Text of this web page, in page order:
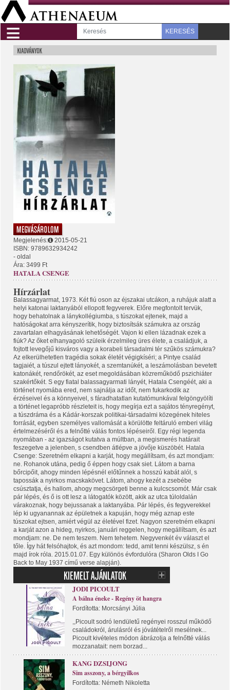
≡ KERESÉS
Megjelenés:
2015-05-21
ISBN: 9789632934242
- oldal
Ára: 3499 Ft
HATALA CSENGE
Hírzárlat
Balassagyarmat, 1973. Két fiú oson az éjszakai utcákon, a ruhájuk alatt a
helyi katonai laktanyából ellopott fegyverek. Előre megfontolt tervük,
hogy behatolnak a lánykollégiumba, s túszokat ejtenek, majd a
hatóságokat arra kényszerítik, hogy biztosítsák számukra az ország
zavartalan elhagyásának lehetőségét. Vajon ki ellen lázadnak ezek a
fiúk? Az őket elhanyagoló szüleik érzelmileg üres élete, a családjuk, a
fojtott levegőjű kisváros vagy a korabeli társadalmi tér szűkös számukra?
Az elkerülhetetlen tragédia sokak életét végigkíséri; a Pintye család
tagjaiét, a túszul ejtett lányokét, a szemtanúkét, a leszámolásban bevetett
katonákét, rendőrökét, az eset megoldásában közreműködő pszichiáter
szakértőkét. S egy fiatal balassagyarmati lányét, Hatala Csengéét, aki a
történet nyomába ered, nem sajnálja az időt, nem fukarkodik az
érzéseivel és a könnyeivel, s fáradhatatlan kutatómunkával felgöngyölíti
a történet legapróbb részleteit is, hogy megírja ezt a sajátos tényregényt,
a túszdráma és a Kádár-korszak politikai-társadalmi közegének hiteles
forrását, egyben személyes vallomását a körülötte feltáruló emberi világ
értelmezéséről és a felnőtté válás fontos lépéseiről. Egy régi legenda
nyomában - az igazságot kutatva a múltban, a megismerés határait
feszegetve a jelenben, s csendben átlépve a jövője küszöbét. Hatala
Csenge: Szeretném elkapni a karját, hogy megállítsam, és azt mondjam:
ne. Rohanok utána, pedig ő éppen hogy csak siet. Látom a barna
bőrcipőit, ahogy minden lépésnél előtűnnek a hosszú kabát alól, s
tapossák a nyirkos macskakövet. Látom, ahogy kezét a zsebébe
csúsztatja, és hallom, ahogy megcsörgeti benne a kulcscsomót. Már csak
pár lépés, és ő is ott lesz a látogatók között, akik az utca túloldalán
várakoznak, hogy bejussanak a laktanyába. Pár lépés, és fegyverekkel
lép ki ugyanannak az épületnek a kapuján, hogy még aznap este
túszokat ejtsen, amiért végül az életével fizet. Nagyon szeretném elkapni
a karját azon a hideg, nyirkos, januári reggelen, hogy megállítsam, és azt
mondjam: ne. De nem teszem. Nem tehetem. Negyvenkét év választ el
tőle. Így hát felsóhajtok, és azt mondom: tedd, amit tenni készülsz, s én
majd írok róla. 2015.01.07. Egy különös évfordulóra (Sharon Olds I Go
Back to May 1937 című verse alapján).
JODI PICOULT
A bálna éneke - Regény öt hangra
Fordította: Morcsányi Júlia
,,Picoult sodró lendületű regényei rosszul működő
családokról, árulásról és jóvátételről mesélnek...
Picoult kivételes módon ábrázolja a felnőtté válás
mozzanatait: nem borzad...
KANG DZSIJONG
Sim asszony, a bérgyilkos
Fordította: Németh Nikoletta